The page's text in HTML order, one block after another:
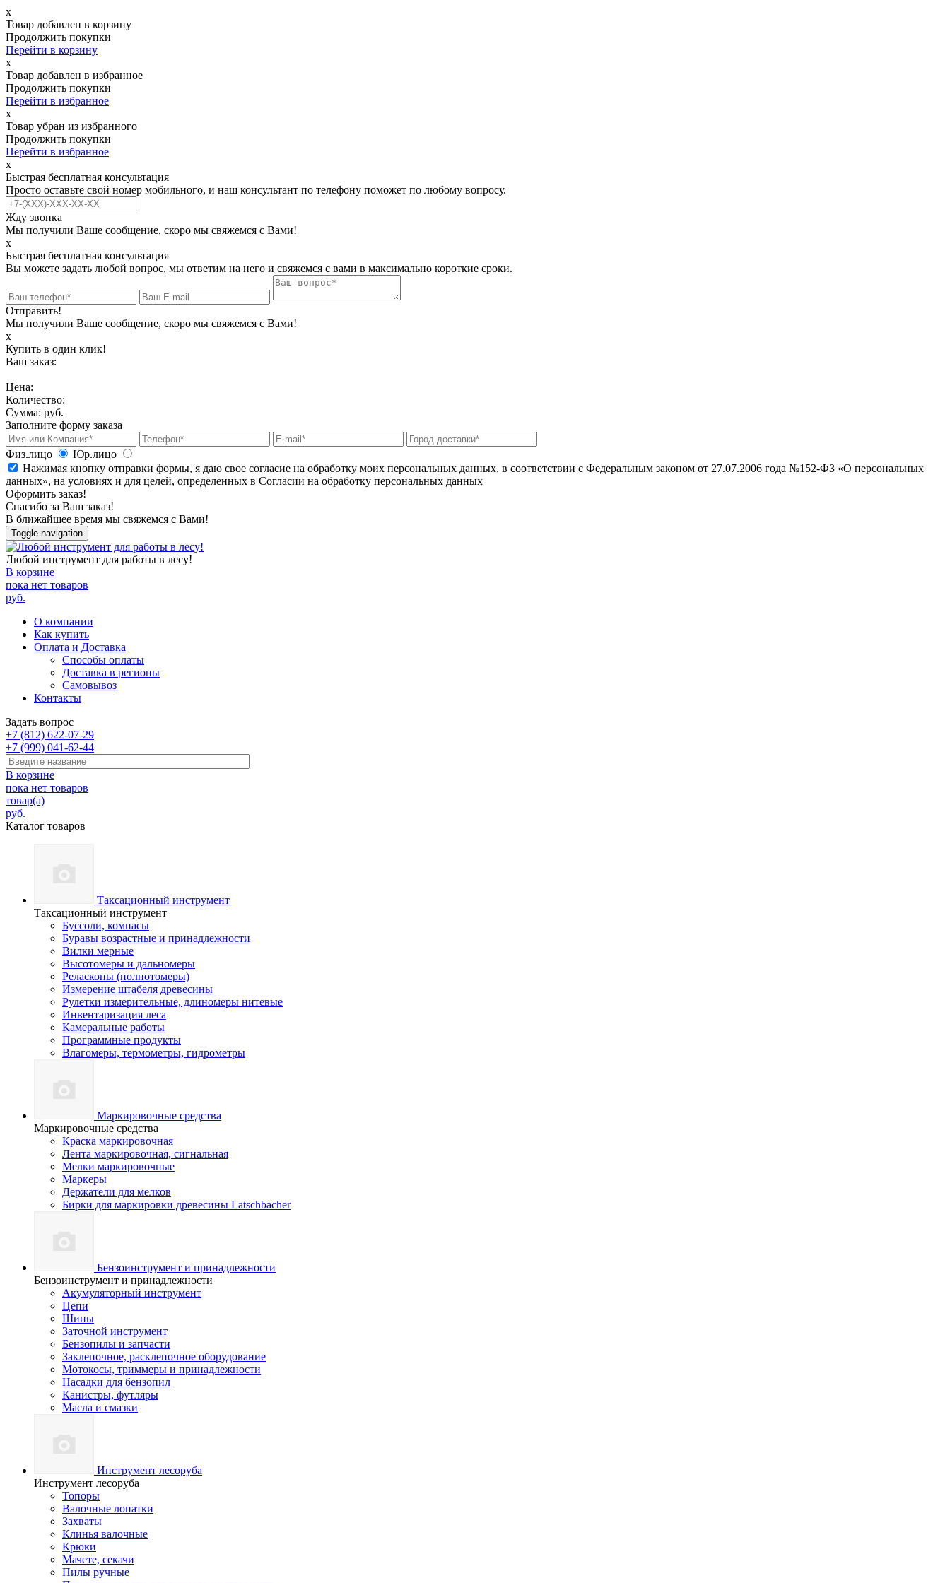
х
Товар добавлен в корзину
Продолжить покупки
Перейти в корзину
х
Товар добавлен в избранное
Продолжить покупки
Перейти в избранное
х
Товар убран из избранного
Продолжить покупки
Перейти в избранное
х
Быстрая бесплатная консультация
Просто оставьте свой номер мобильного, и наш консультант по телефону поможет по любому вопросу.
Жду звонка
Мы получили Ваше сообщение, скоро мы свяжемся с Вами!
х
Быстрая бесплатная консультация
Вы можете задать любой вопрос, мы ответим на него и свяжемся с вами в максимально короткие сроки.
Отправить!
Мы получили Ваше сообщение, скоро мы свяжемся с Вами!
х
Купить в один клик!
Ваш заказ:
Цена:
Количество:
Сумма: руб.
Заполните форму заказа
Физ.лицо
Юр.лицо
Нажимая кнопку отправки формы, я даю свое согласие на обработку моих персональных данных, в соответствии с Федеральным законом от 27.07.2006 года №152-ФЗ «О персональных
данных», на условиях и для целей, определенных в Согласии на обработку персональных данных
Оформить заказ!
Спасибо за Ваш заказ!
В ближайшее время мы свяжемся с Вами!
Toggle navigation
Любой инструмент для работы в лесу!
В корзине
пока нет товаров
руб.
О компании
Как купить
Оплата и Доставка
Способы оплаты
Доставка в регионы
Самовывоз
Контакты
Задать вопрос
+7 (812) 622-07-29
+7 (999) 041-62-44
В корзине
пока нет товаров
товар(а)
руб.
Каталог товаров
Таксационный инструмент
Таксационный инструмент
Буссоли, компасы
Буравы возрастные и принадлежности
Вилки мерные
Высотомеры и дальномеры
Реласкопы (полнотомеры)
Измерение штабеля древесины
Рулетки измерительные, длиномеры нитевые
Инвентаризация леса
Камеральные работы
Программные продукты
Влагомеры, термометры, гидрометры
Маркировочные средства
Маркировочные средства
Краска маркировочная
Лента маркировочная, сигнальная
Мелки маркировочные
Маркеры
Держатели для мелков
Бирки для маркировки древесины Latschbacher
Бензоинструмент и принадлежности
Бензоинструмент и принадлежности
Акумуляторный инструмент
Цепи
Шины
Заточной инструмент
Бензопилы и запчасти
Заклепочное, расклепочное оборудование
Мотокосы, триммеры и принадлежности
Насадки для бензопил
Канистры, футляры
Масла и смазки
Инструмент лесоруба
Инструмент лесоруба
Топоры
Валочные лопатки
Захваты
Клинья валочные
Крюки
Мачете, секачи
Пилы ручные